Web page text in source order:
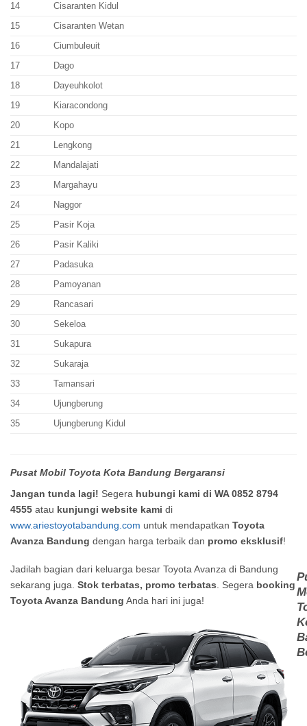
14
Cisaranten Kidul
15
Cisaranten Wetan
16
Ciumbuleuit
17
Dago
18
Dayeuhkolot
19
Kiaracondong
20
Kopo
21
Lengkong
22
Mandalajati
23
Margahayu
24
Naggor
25
Pasir Koja
26
Pasir Kaliki
27
Padasuka
28
Pamoyanan
29
Rancasari
30
Sekeloa
31
Sukapura
32
Sukaraja
33
Tamansari
34
Ujungberung
35
Ujungberung Kidul
Pusat Mobil Toyota Kota Bandung Bergaransi
Jangan tunda lagi! Segera hubungi kami di WA 0852 8794
4555 atau kunjungi website kami di
www.ariestoyotabandung.com untuk mendapatkan Toyota
Avanza Bandung dengan harga terbaik dan promo eksklusif!
Jadilah bagian dari keluarga besar Toyota Avanza di Bandung
sekarang juga. Stok terbatas, promo terbatas. Segera booking
Toyota Avanza Bandung Anda hari ini juga!